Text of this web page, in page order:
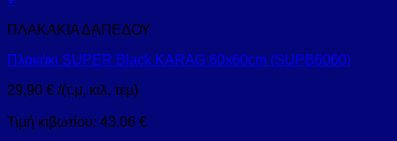
ΠΛΑΚΑΚΙΑ ΔΑΠΕΔΟΥ
Πλακάκι SUPER Black KARAG 60x60cm (SUPB6060)
29,90 € /(τ.μ, κιλ, τεμ)
Τιμή κιβωτίου: 43,06 €